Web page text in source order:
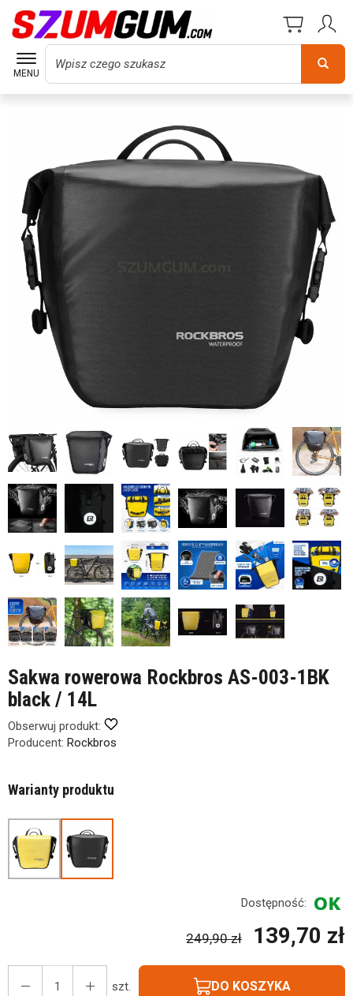
MENU
Wyszukaj
Sakwa rowerowa Rockbros AS-003-1BK
black / 14L
Obserwuj produkt:
Producent: Rockbros
Warianty produktu
Dostępność:
249,90 zł 139,70 zł
szt. DO KOSZYKA